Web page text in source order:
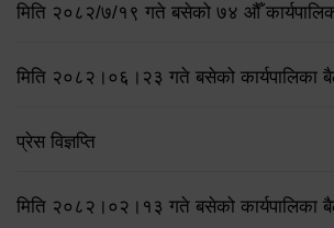
मिति २०८२/७/१९ गते बसेको ७४ औँ
मिति २०८२।०६।२३ गते बसेको कार्यपालिका
प्रेस विज्ञप्ति
मिति २०८२।०२।१३ गते बसेको कार्यपालिका